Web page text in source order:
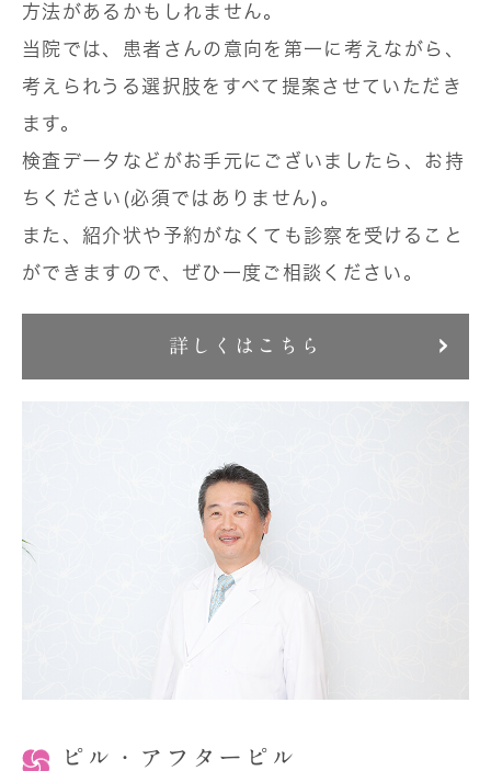
方法があるかもしれません。
当院では、患者さんの意向を第一に考えながら、
考えられうる選択肢をすべて提案させていただき
ます。
検査データなどがお手元にございましたら、お持
ちください(必須ではありません)。
また、紹介状や予約がなくても診察を受けること
ができますので、ぜひ一度ご相談ください。
詳しくはこちら
ピル・アフターピル